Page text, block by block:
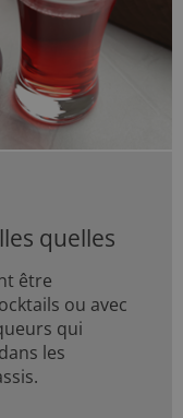
quelles
être
ou avec
qui
les